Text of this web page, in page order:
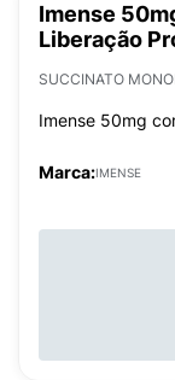
Imense
Liberação
SUCCINATO
Imense 50mg
Marca:IMENSE